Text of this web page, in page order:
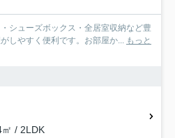
シューズボックス・全居室収納など豊
しやすく便利です。お部屋か... もっと
/ 2LDK